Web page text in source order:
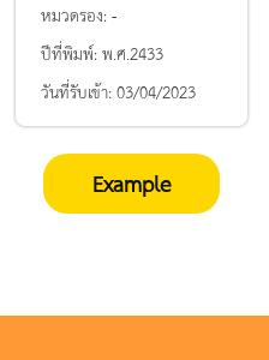
หมวดรอง:-
ปีที่พิมพ์:พ.ศ.2433
วันที่รับเข้า:03/04/2023
Example